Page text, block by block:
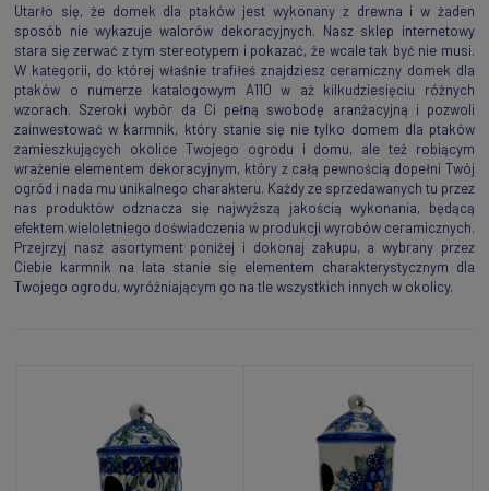
Utarło się, że domek dla ptaków jest wykonany z drewna i w żaden
sposób nie wykazuje walorów dekoracyjnych. Nasz sklep internetowy
stara się zerwać z tym stereotypem i pokazać, że wcale tak być nie musi.
W kategorii, do której właśnie trafiłeś znajdziesz ceramiczny domek dla
ptaków o numerze katalogowym A110 w aż kilkudziesięciu różnych
wzorach. Szeroki wybór da Ci pełną swobodę aranżacyjną i pozwoli
zainwestować w karmnik, który stanie się nie tylko domem dla ptaków
zamieszkujących okolice Twojego ogrodu i domu, ale też robiącym
wrażenie elementem dekoracyjnym, który z całą pewnością dopełni Twój
ogród i nada mu unikalnego charakteru. Każdy ze sprzedawanych tu przez
nas produktów odznacza się najwyższą jakością wykonania, będącą
efektem wieloletniego doświadczenia w produkcji wyrobów ceramicznych.
Przejrzyj nasz asortyment poniżej i dokonaj zakupu, a wybrany przez
Ciebie karmnik na lata stanie się elementem charakterystycznym dla
Twojego ogrodu, wyróżniającym go na tle wszystkich innych w okolicy.